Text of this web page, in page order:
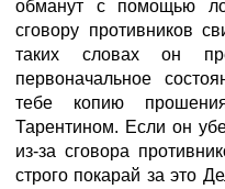
обманут с помощью
сговору противников
таких словах он
первоначальное
тебе копию
Тарентином. Если он
из-за сговора
строго покарай за это